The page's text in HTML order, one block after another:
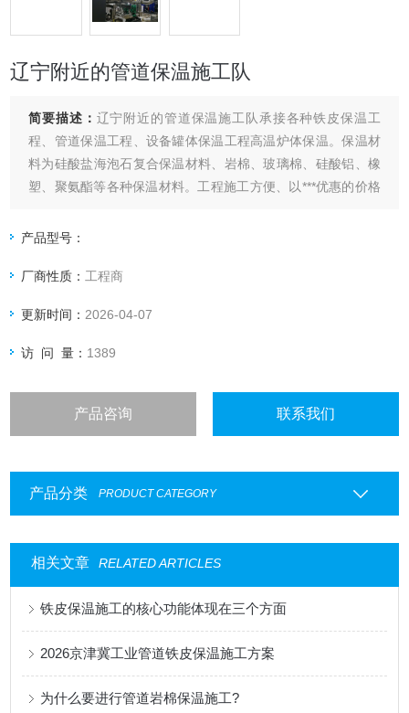
辽宁附近的管道保温施工队
简要描述： 辽宁附近的管道保温施工队承接各种铁皮保温工
程、管道保温工程、设备罐体保温工程高温炉体保温。保温材
料为硅酸盐海泡石复合保温材料、岩棉、玻璃棉、硅酸铝、橡
塑、聚氨酯等各种保温材料。工程施工方便、以***优惠的价格
温》《玻璃钢保温》《铁板管道保温》《铁板罐体保温》《铁
分离器保温》制品用途广泛，适用
产品型号：
厂商性质： 工程商
更新时间： 2026-04-07
访 问 量： 1389
产品咨询 联系我们
产品分类 PRODUCT CATEGORY
相关文章 RELATED ARTICLES
铁皮保温施工的核心功能体现在三个方面
2026京津冀工业管道铁皮保温施工方案
为什么要进行管道岩棉保温施工?